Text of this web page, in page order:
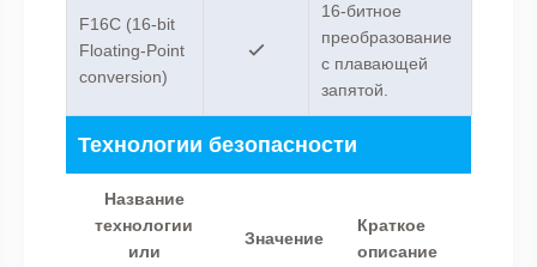
F16C (16-bit
Floating-Point
conversion)
16-битное
преобразование
с плавающей
запятой.
Технологии безопасности
Название
технологии
или
Значение
Краткое
описание